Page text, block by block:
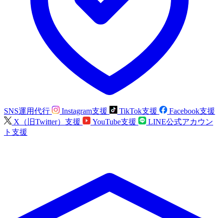
SNS運用代行 Instagram支援 TikTok支援
Facebook支援
X（旧Twitter）支援
YouTube支援
LINE公式アカウン
ト支援